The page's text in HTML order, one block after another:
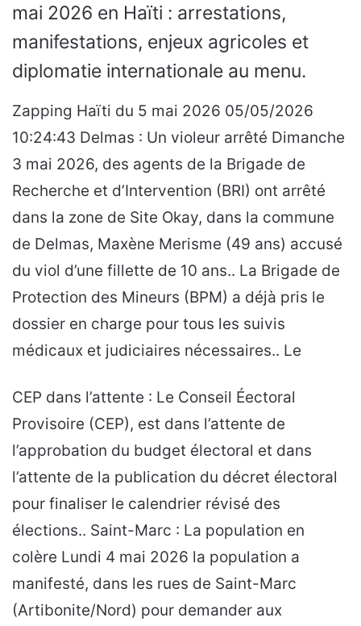
mai 2026 en Haïti : arrestations,
manifestations, enjeux agricoles et
diplomatie internationale au menu.
Zapping Haïti du 5 mai 2026 05/05/2026
10:24:43 Delmas : Un violeur arrêté Dimanche
3 mai 2026, des agents de la Brigade de
Recherche et d’Intervention (BRI) ont arrêté
dans la zone de Site Okay, dans la commune
de Delmas, Maxène Merisme (49 ans) accusé
du viol d’une fillette de 10 ans.. La Brigade de
Protection des Mineurs (BPM) a déjà pris le
dossier en charge pour tous les suivis
médicaux et judiciaires nécessaires.. Le
CEP dans l’attente : Le Conseil Éectoral
Provisoire (CEP), est dans l’attente de
l’approbation du budget électoral et dans
l’attente de la publication du décret électoral
pour finaliser le calendrier révisé des
élections.. Saint-Marc : La population en
colère Lundi 4 mai 2026 la population a
manifesté, dans les rues de Saint-Marc
(Artibonite/Nord) pour demander aux